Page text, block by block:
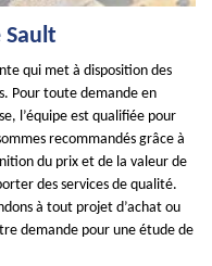
Sault
qui met à disposition des
Pour toute demande en
l’équipe est qualifiée pour
recommandés grâce à
du prix et de la valeur de
des services de qualité.
à tout projet d’achat ou
demande pour une étude de